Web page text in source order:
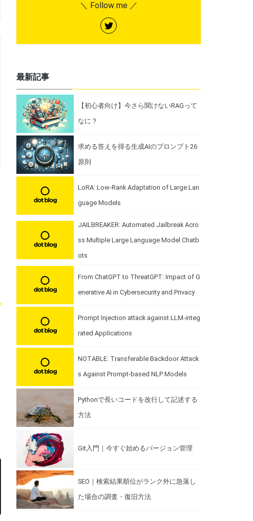
＼ Follow me ／
最新記事
【初心者向け】今さら聞けないRAGって
なに？
求める答えを得る生成AIのプロンプト26
原則
LoRA: Low-Rank Adaptation of Large Lan
guage Models
JAILBREAKER: Automated Jailbreak Acro
ss Multiple Large Language Model Chatb
ots
From ChatGPT to ThreatGPT: Impact of G
enerative AI in Cybersecurity and Privacy
Prompt Injection attack against LLM-integ
rated Applications
NOTABLE: Transferable Backdoor Attack
s Against Prompt-based NLP Models
Pythonで長いコードを改行して記述する
方法
Git入門｜今すぐ始めるバージョン管理
SEO｜検索結果順位がランク外に急落し
た場合の調査・復旧方法